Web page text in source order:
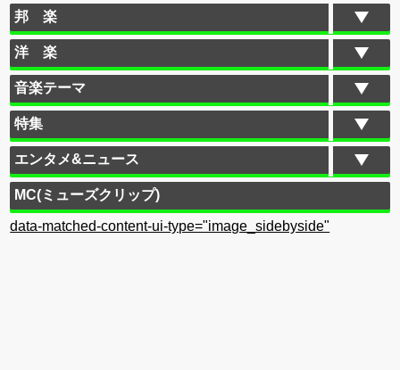
邦 楽
洋 楽
音楽テーマ
特集
エンタメ&ニュース
MC(ミューズクリップ)
data-matched-content-ui-type="image_sidebyside"